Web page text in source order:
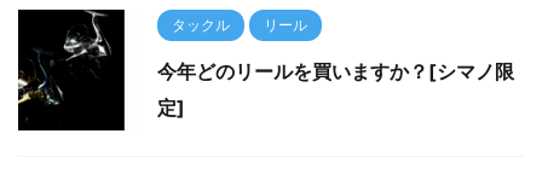
タックル リール
今年どのリールを買いますか？[シマノ限
定]